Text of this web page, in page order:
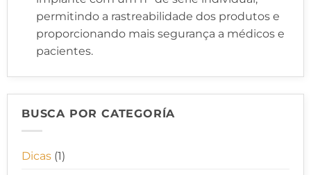
permitindo a rastreabilidade dos produtos e
proporcionando mais segurança a médicos e
pacientes.
BUSCA POR CATEGORÍA
Dicas (1)